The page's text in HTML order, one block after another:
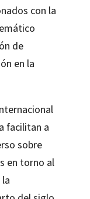
con la
de
en la
facilitan a
sobre
en torno al